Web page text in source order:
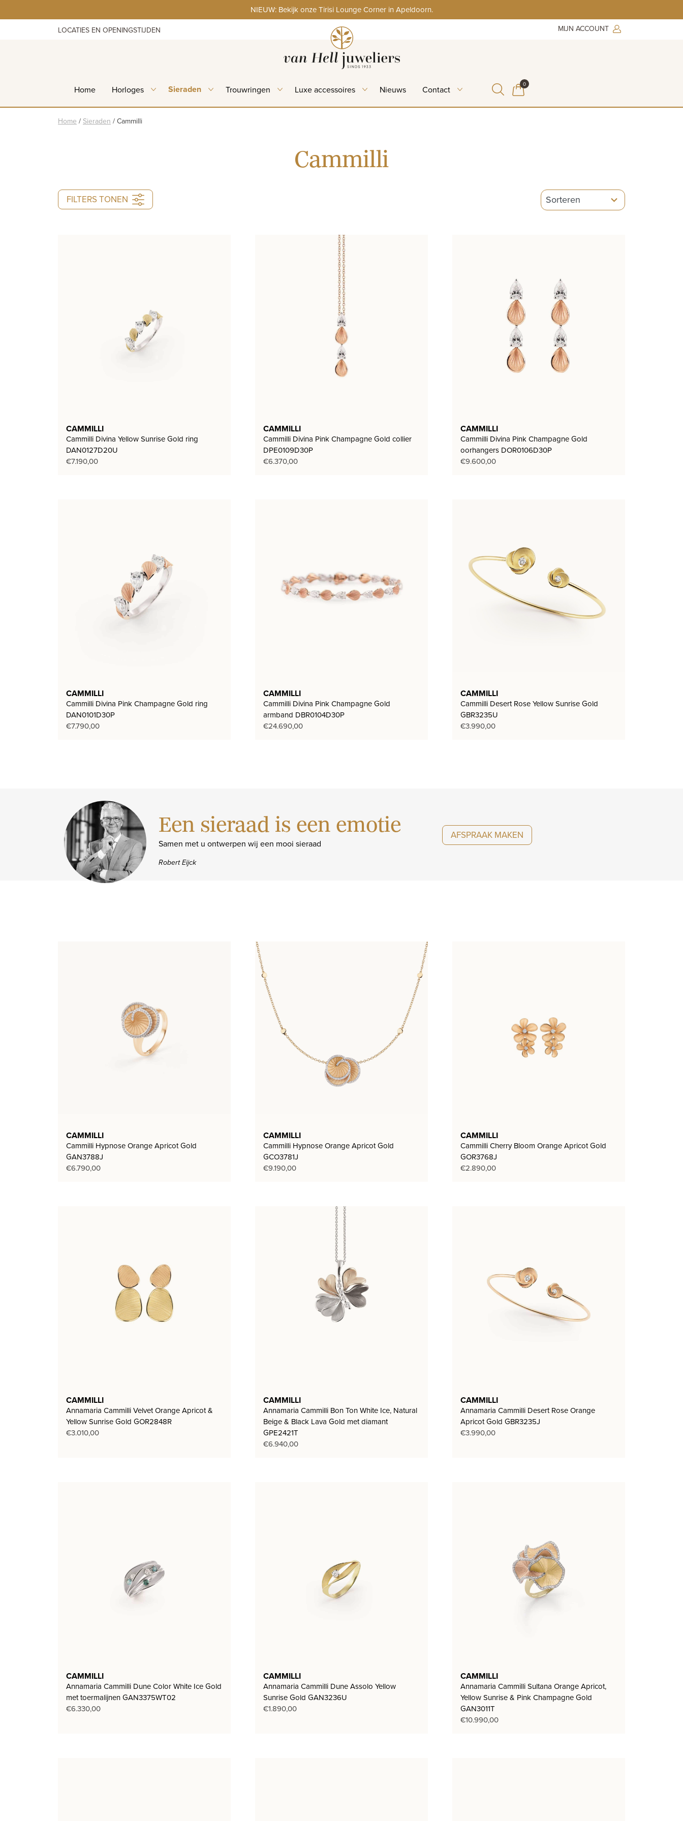
to
NIEUW: Bekijk onze Tirisi Lounge Corner in Apeldoorn.
LOCATIES EN OPENINGSTIJDEN MIJN ACCOUNT
Home Horloges Sieraden Trouwringen Luxe accessoires Nieuws Contact WINKELMAND
0ITEMS IN WINKELMAND
Home / Sieraden / Cammilli
Cammilli
FILTERS TONEN
5
results
CAMMILLI
Cammilli Divina Yellow Sunrise Gold ring
DAN0127D20U
€7.190,00
CAMMILLI
Cammilli Divina Pink Champagne Gold collier
DPE0109D30P
€6.370,00
CAMMILLI
Cammilli Divina Pink Champagne Gold
oorhangers DOR0106D30P
€9.600,00
CAMMILLI
Cammilli Divina Pink Champagne Gold ring
DAN0101D30P
€7.790,00
CAMMILLI
Cammilli Divina Pink Champagne Gold
armband DBR0104D30P
€24.690,00
CAMMILLI
Cammilli Desert Rose Yellow Sunrise Gold
GBR3235U
€3.990,00
Een sieraad is een emotie
Samen met u ontwerpen wij een mooi sieraad
Robert Eijck
AFSPRAAK MAKEN
CAMMILLI
Cammilli Hypnose Orange Apricot Gold
GAN3788J
€6.790,00
CAMMILLI
Cammilli Hypnose Orange Apricot Gold
GCO3781J
€9.190,00
CAMMILLI
Cammilli Cherry Bloom Orange Apricot Gold
GOR3768J
€2.890,00
CAMMILLI
Annamaria Cammilli Velvet Orange Apricot &
Yellow Sunrise Gold GOR2848R
€3.010,00
CAMMILLI
Annamaria Cammilli Bon Ton White Ice, Natural
Beige & Black Lava Gold met diamant
GPE2421T
€6.940,00
CAMMILLI
Annamaria Cammilli Desert Rose Orange
Apricot Gold GBR3235J
€3.990,00
CAMMILLI
Annamaria Cammilli Dune Color White Ice Gold
met toermalijnen GAN3375WT02
€6.330,00
CAMMILLI
Annamaria Cammilli Dune Assolo Yellow
Sunrise Gold GAN3236U
€1.890,00
CAMMILLI
Annamaria Cammilli Sultana Orange Apricot,
Yellow Sunrise & Pink Champagne Gold
GAN3011T
€10.990,00